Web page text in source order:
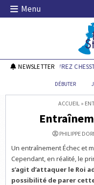
Skip
Menu
Echecs &
NEWSLETTER
DÉCOUVREZ
DÉBUTER
ACCUEIL »
PHILIPPE
Un entraînement Échec et
Cependant, en réalité, le
s’agit d’attaquer le Roi
possibilité de parer